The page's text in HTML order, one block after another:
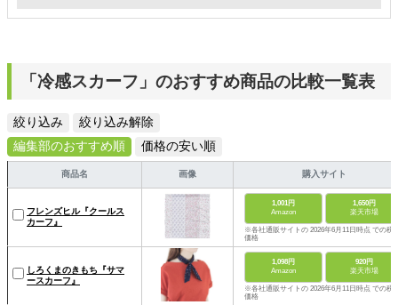
「冷感スカーフ」のおすすめ商品の比較一覧表
絞り込み
絞り込み解除
編集部のおすすめ順
価格の安い順
商品名 画像 購入サイト
フレンズヒル『クールス
カーフ』
1,001円
Amazon
1,650円
楽天市場
※各社通販サイトの 2026年6月11日時点 での税
価格
しろくまのきもち『サマ
ースカーフ』
1,098円
Amazon
920円
楽天市場
※各社通販サイトの 2026年6月11日時点 での税
価格